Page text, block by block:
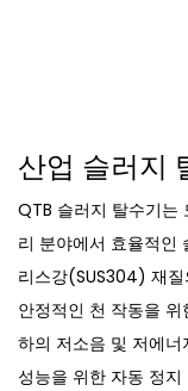
산업 슬러지
QTB 슬러지 탈수기는
리 분야에서 효율적인
리스강(SUS304) 재
안정적인 천 작동을
하의 저소음 및 저에
성능을 위한 자동 정